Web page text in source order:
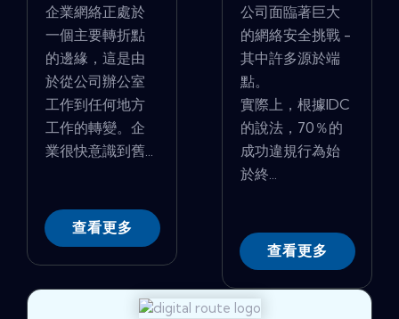
企業網絡正處於
一個主要轉折點
的邊緣，這是由
於從公司辦公室
工作到任何地方
工作的轉變。企
業很快意識到舊...
查看更多
公司面臨著巨大
的網絡安全挑戰 -
其中許多源於端
點。
實際上，根據IDC
的說法，70％的
成功違規行為始
於終...
查看更多